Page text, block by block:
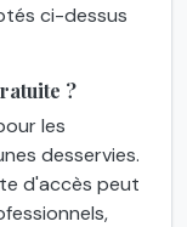
ci-dessus
?
les
desservies.
d'accès peut